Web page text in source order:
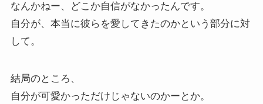
なんかねー、どこか自信がなかったんです。
自分が、本当に彼らを愛してきたのかという部分に対
して。
結局のところ、
自分が可愛かっただけじゃないのかーとか。